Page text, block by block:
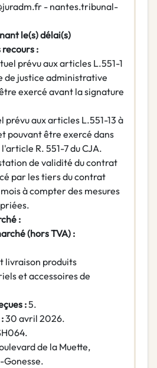
- nantes.tribunal-
le(s) délai(s)
:
prévu aux articles L.551-1
de justice administrative
exercé avant la signature
prévu aux articles L.551-13 à
pouvant être exercé dans
R. 551-7 du CJA.
de validité du contrat
par les tiers du contrat
à compter des mesures
:
(hors TVA) :
livraison produits
et accessoires de
:5.
30 avril 2026.
de la Muette,
Gonesse.